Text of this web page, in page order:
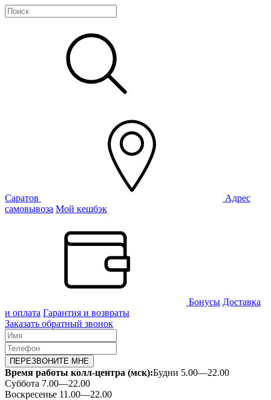
Саратов
Адрес
самовывоза Мой кешбэк
Бонусы Доставка
и оплата Гарантия и возвраты
Заказать обратный звонок
ПЕРЕЗВОНИТЕ МНЕ
Время работы колл-центра (мск):Будни 5.00—22.00
Суббота 7.00—22.00
Воскресенье 11.00—22.00